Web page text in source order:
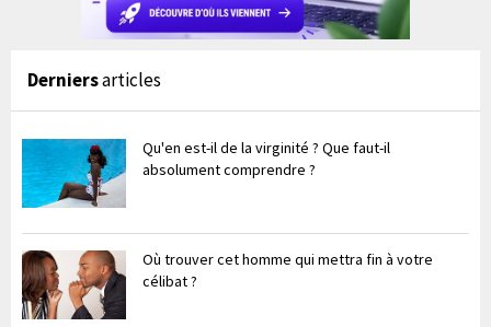
Derniersarticles
Qu'en est-il de la virginité ? Que faut-il
absolument comprendre ?
Où trouver cet homme qui mettra fin à votre
célibat ?